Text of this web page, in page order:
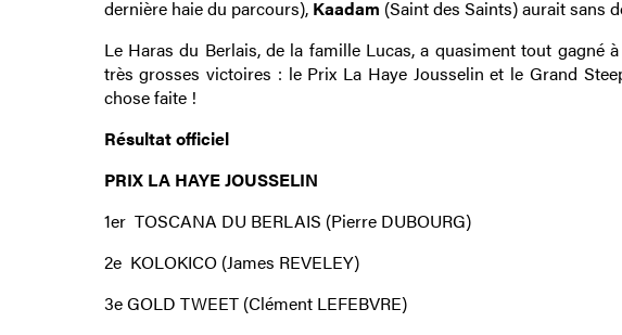
dernière haie du parcours), Kaadam (Saint des Saints) aurait sans
Le Haras du Berlais, de la famille Lucas, a quasiment tout gagné
très grosses victoires : le Prix La Haye Jousselin et le Grand
chose faite !
Résultat officiel
PRIX LA HAYE JOUSSELIN
1er TOSCANA DU BERLAIS (Pierre DUBOURG)
2e KOLOKICO (James REVELEY)
3e GOLD TWEET (Clément LEFEBVRE)